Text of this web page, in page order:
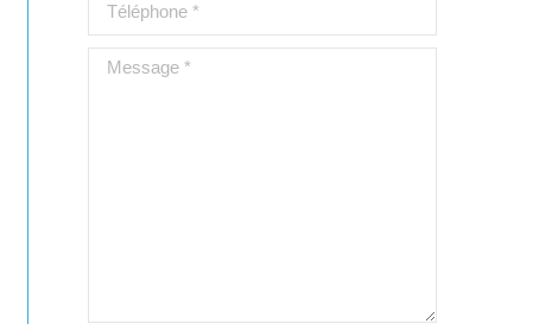
Message *